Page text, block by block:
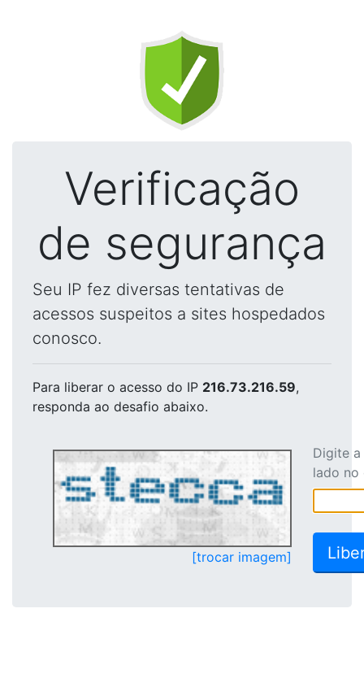
Verificação
de segurança
Seu IP fez diversas tentativas de
acessos suspeitos a sites hospedados
conosco.
Para liberar o acesso do IP 216.73.216.59,
responda ao desafio abaixo.
[trocar imagem]
Digite
lado no